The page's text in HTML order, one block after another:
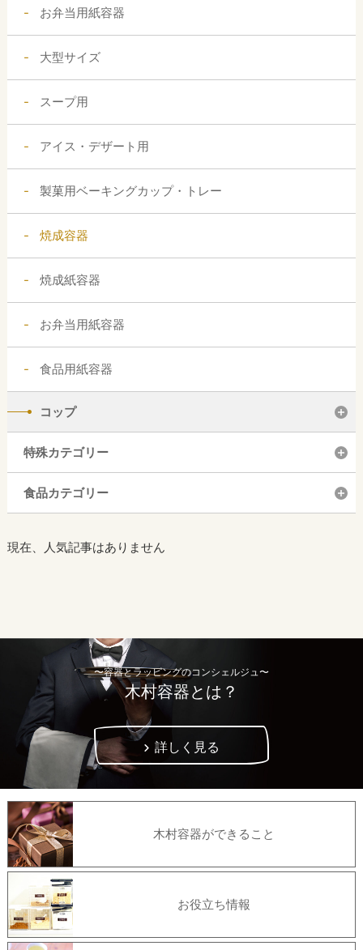
お弁当用紙容器
大型サイズ
スープ用
アイス・デザート用
製菓用ベーキングカップ・トレー
焼成容器
焼成紙容器
お弁当用紙容器
食品用紙容器
コップ
特殊カテゴリー
食品カテゴリー
現在、人気記事はありません
〜容器とラッピングのコンシェルジュ〜
木村容器とは？
詳しく見る
木村容器ができること
お役立ち情報